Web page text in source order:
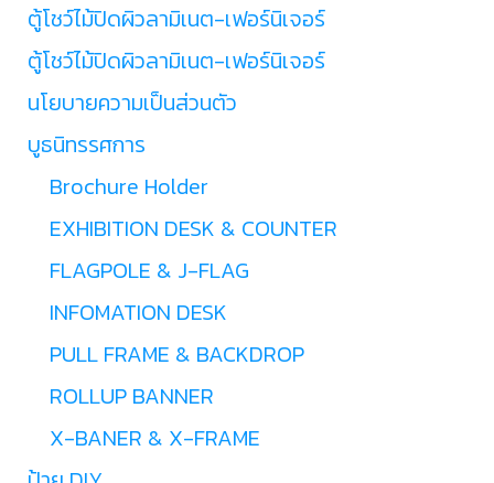
ตู้โชว์ไม้ปิดผิวลามิเนต-เฟอร์นิเจอร์
ตู้โชว์ไม้ปิดผิวลามิเนต-เฟอร์นิเจอร์
นโยบายความเป็นส่วนตัว
บูธนิทรรศการ
Brochure Holder
EXHIBITION DESK & COUNTER
FLAGPOLE & J-FLAG
INFOMATION DESK
PULL FRAME & BACKDROP
ROLLUP BANNER
X-BANER & X-FRAME